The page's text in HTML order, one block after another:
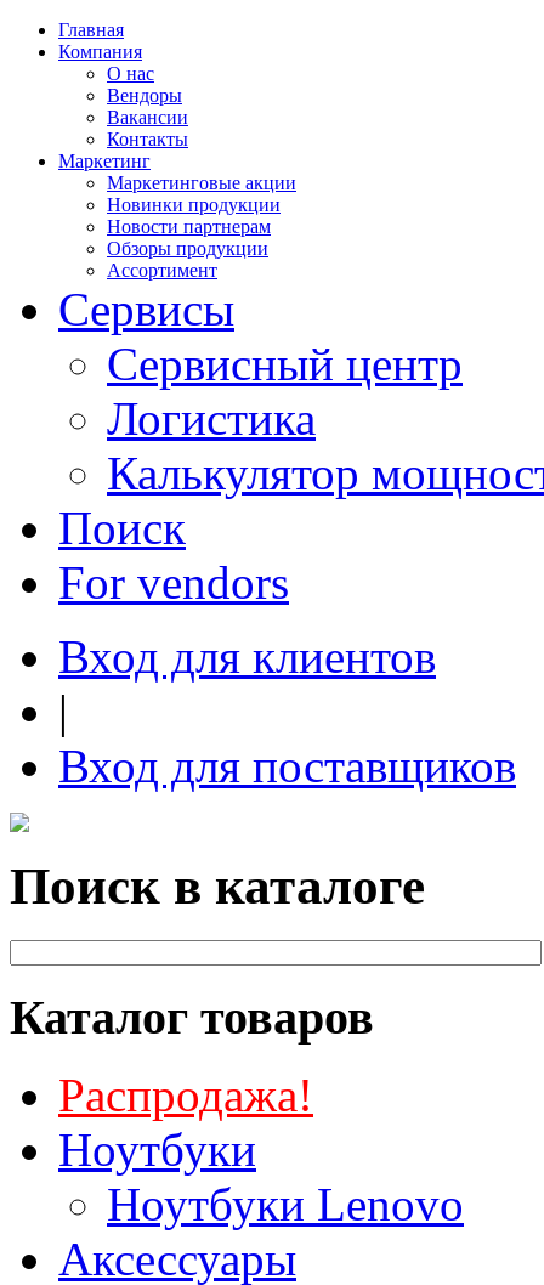
Главная
Компания
О нас
Вендоры
Вакансии
Контакты
Маркетинг
Маркетинговые акции
Новинки продукции
Новости партнерам
Обзоры продукции
Ассортимент
Сервисы
Сервисный центр
Логистика
Калькулятор
Поиск
For vendors
Вход для клиентов
|
Вход для поставщиков
Поиск в каталоге
Каталог товаров
Распродажа!
Ноутбуки
Ноутбуки Lenovo
Аксессуары